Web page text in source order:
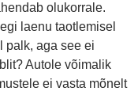
olukorrale.
laenu taotlemisel
palk, aga see ei
Autole võimalik
ei vasta mõnelt